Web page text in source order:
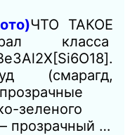
ЧТО ТАКОЕ
класса
(смарагд,
зеленого
прозрачный …